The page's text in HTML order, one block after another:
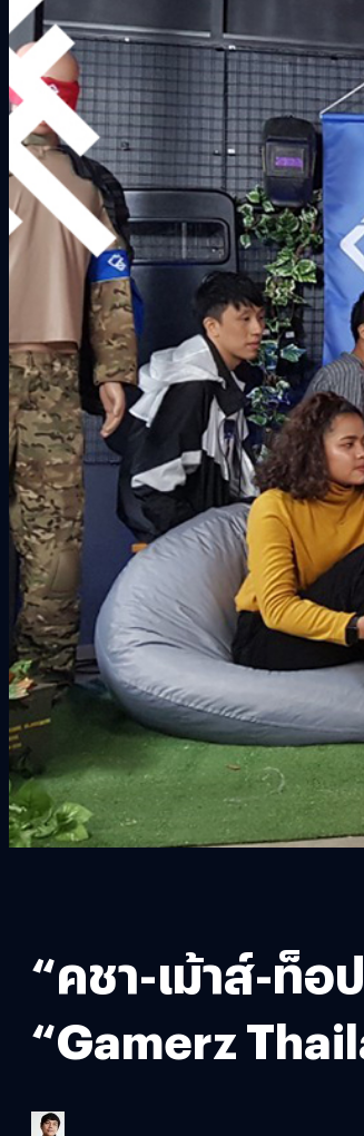
“คชา-เม้าส์-ท็อ
“Gamerz